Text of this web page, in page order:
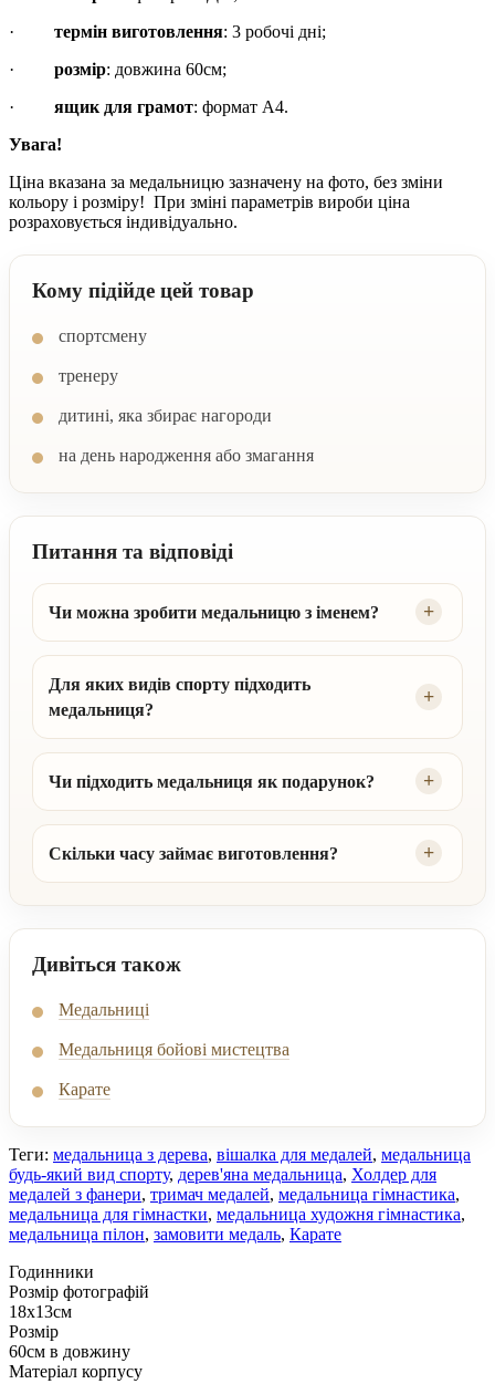
· термін виготовлення: 3 робочі дні;
· розмір: довжина 60см;
· ящик для грамот: формат А4.
Увага!
Ціна вказана за медальницю зазначену на фото, без зміни
кольору і розміру! При зміні параметрів вироби ціна
розраховується індивідуально.
Кому підійде цей товар
спортсмену
тренеру
дитині, яка збирає нагороди
на день народження або змагання
Питання та відповіді
Чи можна зробити медальницю з іменем?
Для яких видів спорту підходить
медальниця?
Чи підходить медальниця як подарунок?
Скільки часу займає виготовлення?
Дивіться також
Медальниці
Медальниця бойові мистецтва
Карате
Теги: медальница з дерева, вішалка для медалей, медальница
будь-який вид спорту, дерев'яна медальница, Холдер для
медалей з фанери, тримач медалей, медальница гімнастика,
медальница для гімнастки, медальница художня гімнастика,
медальница пілон, замовити медаль, Карате
Годинники
Розмір фотографій
18х13см
Розмір
60см в довжину
Матеріал корпусу